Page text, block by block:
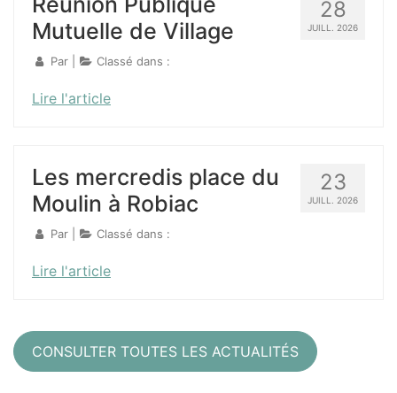
28
JUILL. 2026
Mutuelle de Village
Par | Classé dans :
Lire l'article
23
JUILL. 2026
Les mercredis place du
Moulin à Robiac
Par | Classé dans :
Lire l'article
CONSULTER TOUTES LES ACTUALITÉS